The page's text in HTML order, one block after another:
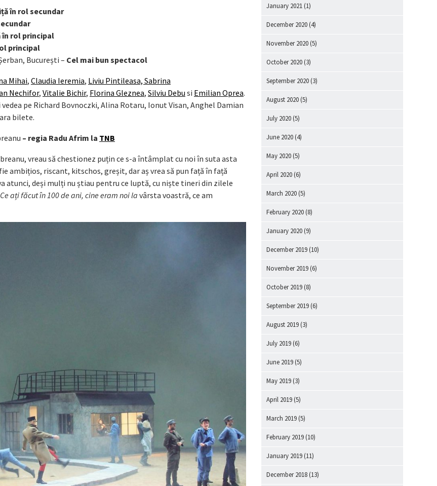
în rol secundar
în rol principal
principal
București – Cel mai bun spectacol
Mihai,Claudia Ieremia, Liviu Pintileasa,Sabrina
Nechifor,Vitalie Bichir, Florina Gleznea,Silviu Debu si Emilian Oprea.
pe Richard Bovnoczki, Alina Rotaru, Ionut Visan, Anghel Damian
bilete.
– regia Radu Afrim la TNB
vreau să chestionez puțin ce s-a întâmplat cu noi în suta asta
ambițios, riscant, kitschos, greșit, dar aș vrea să pun față în față
atunci, deși mulți nu știau pentru ce luptă, cu niște tineri din zilele
Ce ați făcut în 100 de ani, cine eram noi lavârsta voastră, ce am
January 2021 (1)
December 2020 (4)
November 2020 (5)
October 2020 (3)
September 2020 (3)
August 2020 (5)
July 2020 (5)
June 2020 (4)
May 2020 (5)
April 2020 (6)
March 2020 (5)
February 2020 (8)
January 2020 (9)
December 2019 (10)
November 2019 (6)
October 2019 (8)
September 2019 (6)
August 2019 (3)
July 2019 (6)
June 2019 (5)
May 2019 (3)
April 2019 (5)
March 2019 (5)
February 2019 (10)
January 2019 (11)
December 2018 (13)